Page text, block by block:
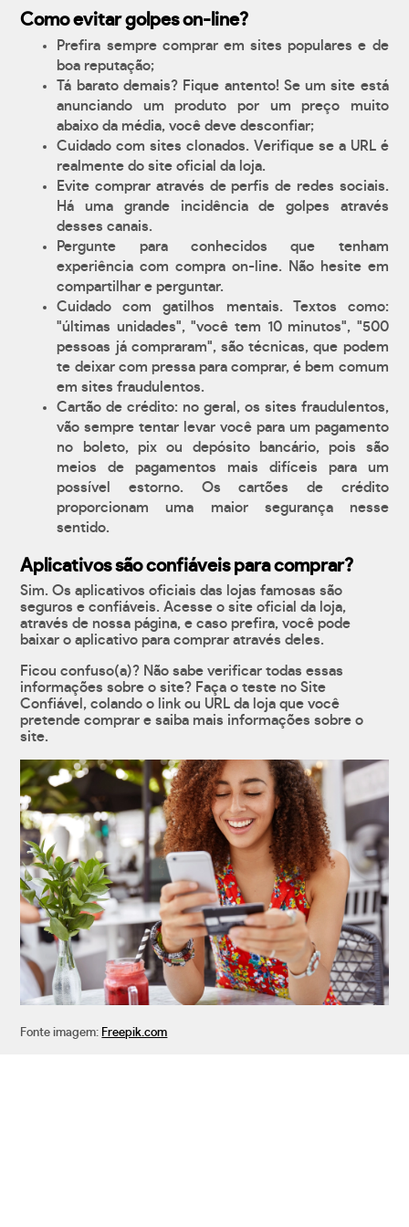
Como evitar golpes on-line?
Prefira sempre comprar em sites populares e de
boa reputação;
Tá barato demais? Fique antento! Se um site está
anunciando um produto por um preço muito
abaixo da média, você deve desconfiar;
Cuidado com sites clonados. Verifique se a URL é
realmente do site oficial da loja.
Evite comprar através de perfis de redes sociais.
Há uma grande incidência de golpes através
desses canais.
Pergunte para conhecidos que tenham
experiência com compra on-line. Não hesite em
compartilhar e perguntar.
Cuidado com gatilhos mentais. Textos como:
"últimas unidades", "você tem 10 minutos", "500
pessoas já compraram", são técnicas, que podem
te deixar com pressa para comprar, é bem comum
em sites fraudulentos.
Cartão de crédito: no geral, os sites fraudulentos,
vão sempre tentar levar você para um pagamento
no boleto, pix ou depósito bancário, pois são
meios de pagamentos mais difíceis para um
possível estorno. Os cartões de crédito
proporcionam uma maior segurança nesse
sentido.
Aplicativos são confiáveis para comprar?
Sim. Os aplicativos oficiais das lojas famosas são
seguros e confiáveis. Acesse o site oficial da loja,
através de nossa página, e caso prefira, você pode
baixar o aplicativo para comprar através deles.
Ficou confuso(a)? Não sabe verificar todas essas
informações sobre o site? Faça o teste no Site
Confiável, colando o link ou URL da loja que você
pretende comprar e saiba mais informações sobre o
site.
Fonte imagem: Freepik.com